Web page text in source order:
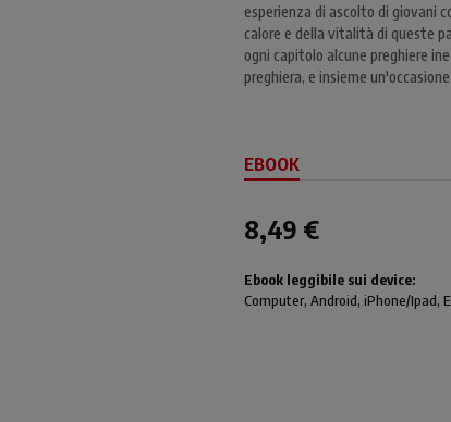
esperienza di ascolto di giovani
calore e della vitalità di queste
ogni capitolo alcune preghiere
preghiera, e insieme
EBOOK
8,49 €
Ebook leggibile sui device:
Computer, Android, iPhone/Ipad,